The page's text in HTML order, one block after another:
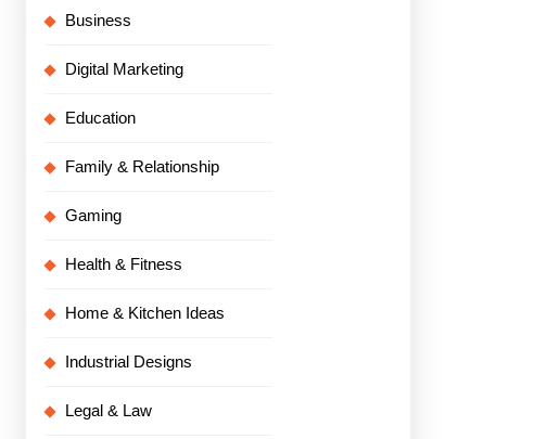
Business
Digital Marketing
Education
Family & Relationship
Gaming
Health & Fitness
Home & Kitchen Ideas
Industrial Designs
Legal & Law